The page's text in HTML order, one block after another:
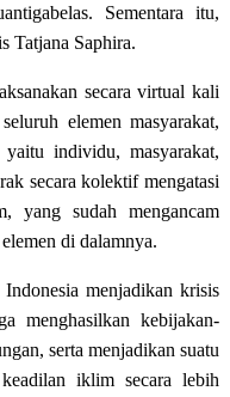
Sementara itu,
Tatjana Saphira.
secara virtual kali
elemen masyarakat,
individu, masyarakat,
secara kolektif mengatasi
yang sudah mengancam
di dalamnya.
menjadikan krisis
menghasilkan kebijakan-
serta menjadikan suatu
iklim secara lebih